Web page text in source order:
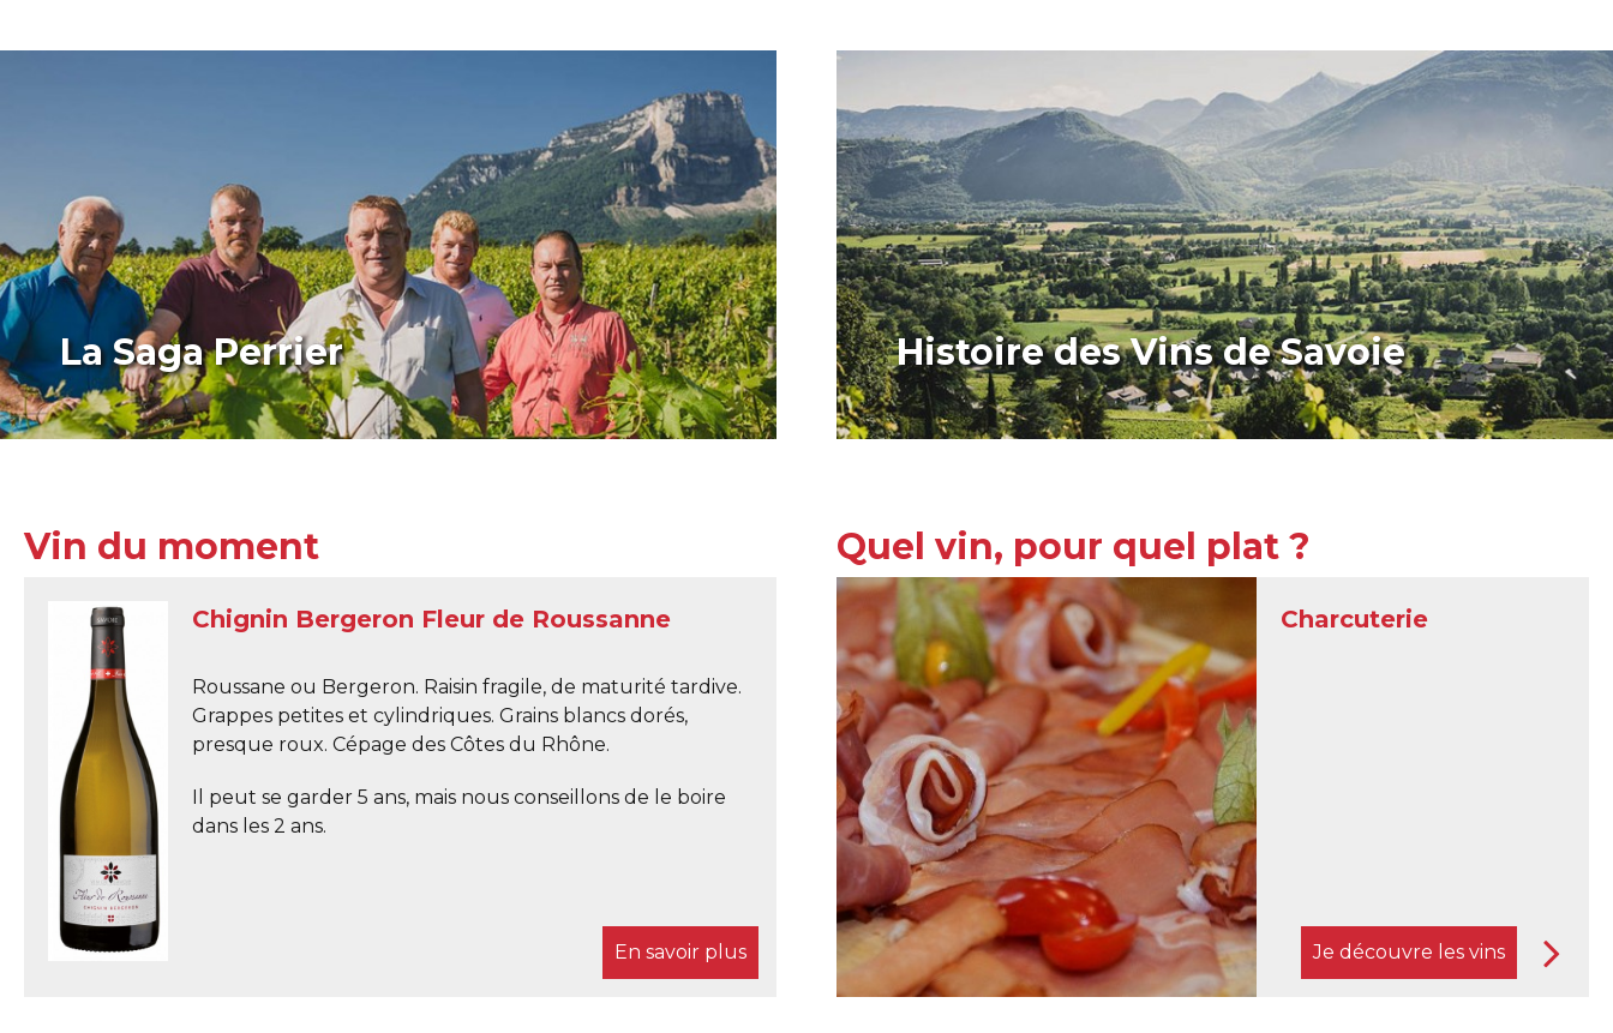
La Saga Perrier Histoire des Vins de Savoie
Vin du moment
Chignin Bergeron Fleur de Roussanne
Roussane ou Bergeron. Raisin fragile, de maturité tardive.
Grappes petites et cylindriques. Grains blancs dorés,
presque roux. Cépage des Côtes du Rhône.
Il peut se garder 5 ans, mais nous conseillons de le boire
dans les 2 ans.
En savoir plus
Quel vin, pour quel plat ?
Charcuterie Gibier
Je découvre les vins